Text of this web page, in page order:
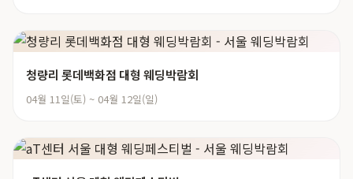
청량리 롯데백화점 대형 웨딩박람회
04월 11일(토) ~ 04월 12일(일)